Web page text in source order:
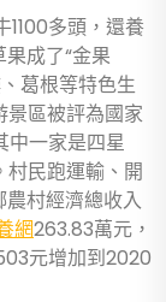
多頭，還養
成了“金果
葛根等特色生
景區被評為國家
中一家是四星
民跑運輸、開
村經濟總收入
網263.83萬元，
元增加到2020